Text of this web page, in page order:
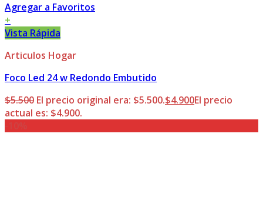
Agregar a Favoritos
+
Vista Rápida
Articulos Hogar
Foco Led 24 w Redondo Embutido
$5.500 El precio original era: $5.500.$4.900El precio
actual es: $4.900.